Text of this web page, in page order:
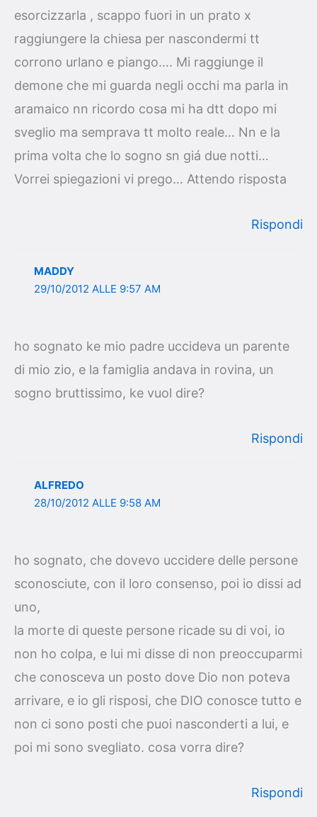
esorcizzarla , scappo fuori in un prato x
raggiungere la chiesa per nascondermi tt
corrono urlano e piango…. Mi raggiunge il
demone che mi guarda negli occhi ma parla in
aramaico nn ricordo cosa mi ha dtt dopo mi
sveglio ma semprava tt molto reale… Nn e la
prima volta che lo sogno sn giá due notti…
Vorrei spiegazioni vi prego… Attendo risposta
Rispondi
MADDY
29/10/2012 ALLE 9:57 AM
ho sognato ke mio padre uccideva un parente
di mio zio, e la famiglia andava in rovina, un
sogno bruttissimo, ke vuol dire?
Rispondi
ALFREDO
28/10/2012 ALLE 9:58 AM
ho sognato, che dovevo uccidere delle persone
sconosciute, con il loro consenso, poi io dissi ad
uno,
la morte di queste persone ricade su di voi, io
non ho colpa, e lui mi disse di non preoccuparmi
che conosceva un posto dove Dio non poteva
arrivare, e io gli risposi, che DIO conosce tutto e
non ci sono posti che puoi nasconderti a lui, e
poi mi sono svegliato. cosa vorra dire?
Rispondi